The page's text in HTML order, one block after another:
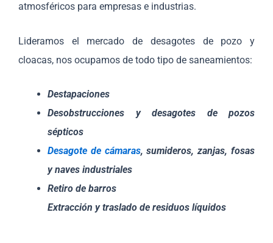
atmosféricos para empresas e industrias.
Lideramos el mercado de desagotes de pozo y
cloacas, nos ocupamos de todo tipo de saneamientos:
Destapaciones
Desobstrucciones y desagotes de pozos
sépticos
Desagote de cámaras, sumideros, zanjas, fosas
y naves industriales
Retiro de barros
Extracción y traslado de residuos líquidos